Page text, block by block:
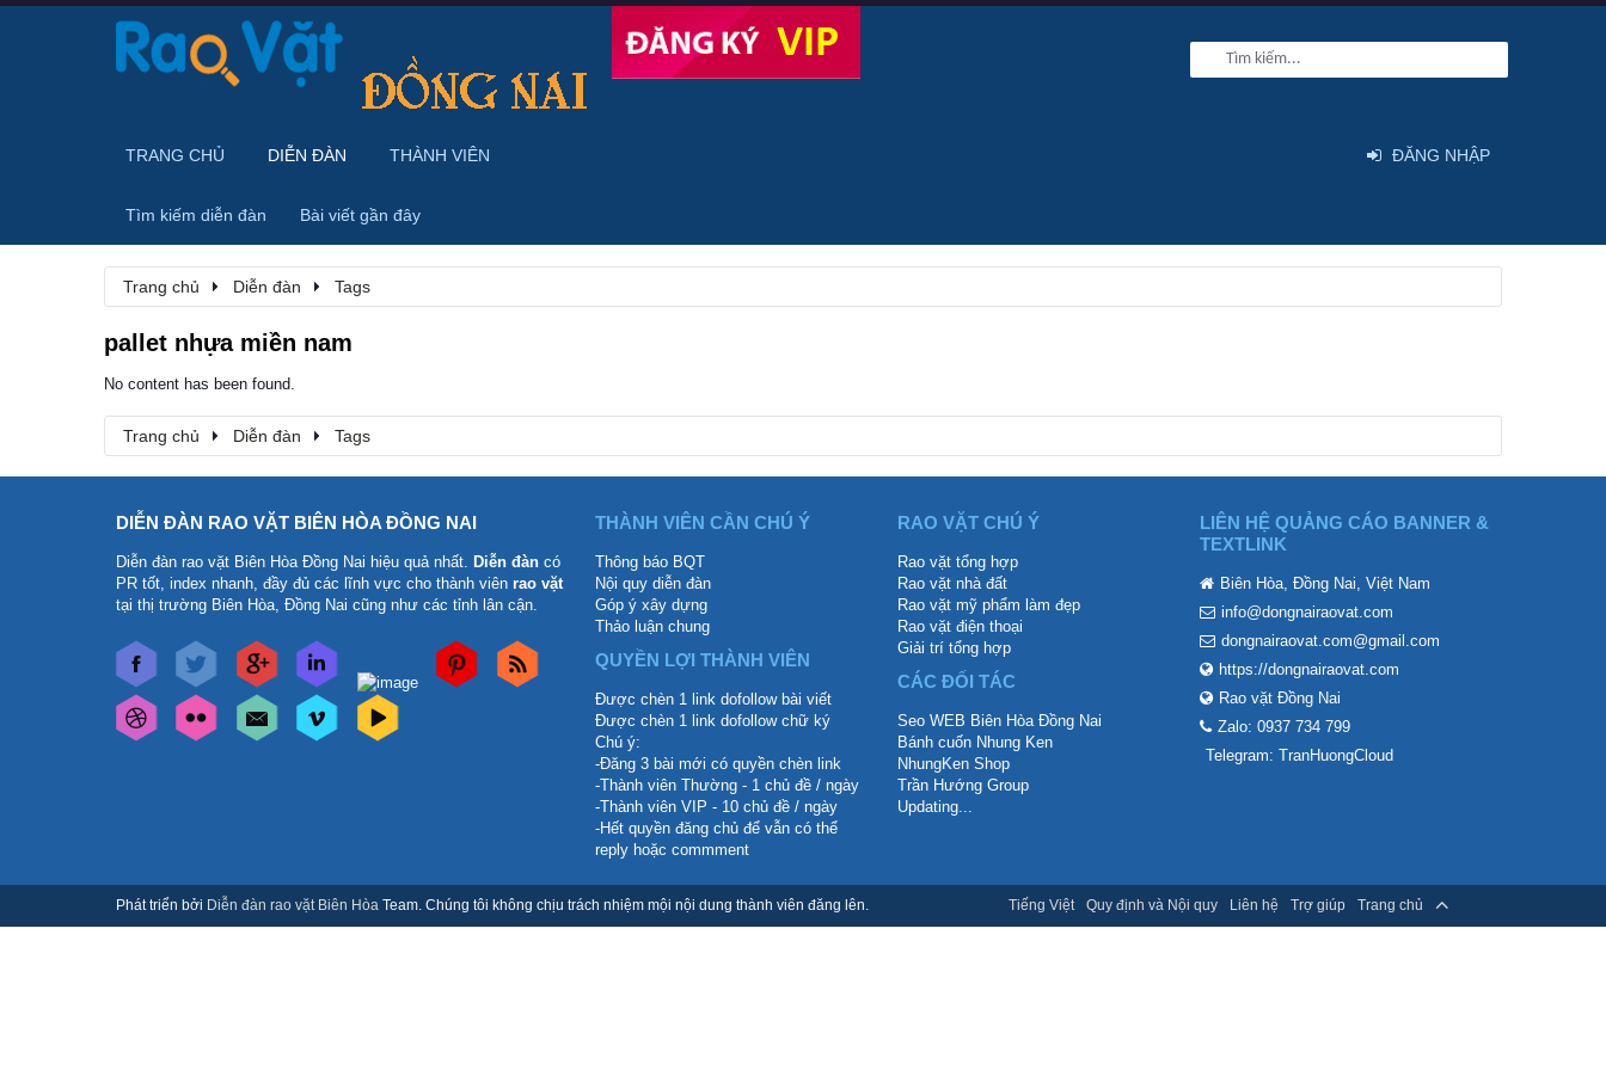
Trang chủ Diễn đàn Tags
pallet nhựa miền nam
No content has been found.
Trang chủ Diễn đàn Tags
TRANG CHỦ DIỄN ĐÀN
Tìm kiếm diễn đàn Bài viết gần đây
THÀNH VIÊN ĐĂNG NHẬP
DIỄN ĐÀN RAO VẶT BIÊN HÒA ĐỒNG NAI
Diễn đàn rao vặt Biên Hòa Đồng Nai hiệu quả nhất. Diễn đàn có
PR tốt, index nhanh, đầy đủ các lĩnh vực cho thành viên rao vặt
tại thị trường Biên Hòa, Đồng Nai cũng như các tỉnh lân cận.
THÀNH VIÊN CẦN CHÚ Ý
Thông báo BQT
Nội quy diễn đàn
Góp ý xây dựng
Thảo luận chung
QUYỀN LỢI THÀNH VIÊN
Được chèn 1 link dofollow bài viết
Được chèn 1 link dofollow chữ ký
Chú ý:
-Đăng 3 bài mới có quyền chèn link
-Thành viên Thường - 1 chủ đề / ngày
-Thành viên VIP - 10 chủ đề / ngày
-Hết quyền đăng chủ để vẫn có thể
reply hoặc commment
RAO VẶT CHÚ Ý
Rao vặt tổng hợp
Rao vặt nhà đất
Rao vặt mỹ phẩm làm đẹp
Rao vặt điện thoại
Giải trí tổng hợp
CÁC ĐỐI TÁC
Seo WEB Biên Hòa Đồng Nai
Bánh cuốn Nhung Ken
NhungKen Shop
Trần Hướng Group
Updating...
LIÊN HỆ QUẢNG CÁO BANNER &
TEXTLINK
Biên Hòa, Đồng Nai, Việt Nam
info@dongnairaovat.com
dongnairaovat.com@gmail.com
https://dongnairaovat.com
Rao vặt Đồng Nai
Zalo: 0937 734 799
Telegram: TranHuongCloud
Phát triển bởi Diễn đàn rao vặt Biên Hòa Team. Chúng tôi không chịu trách nhiệm mội nội dung thành viên đăng lên. Tiếng Việt Quy định và Nội quy Liên hệ Trợ giúp Trang chủ